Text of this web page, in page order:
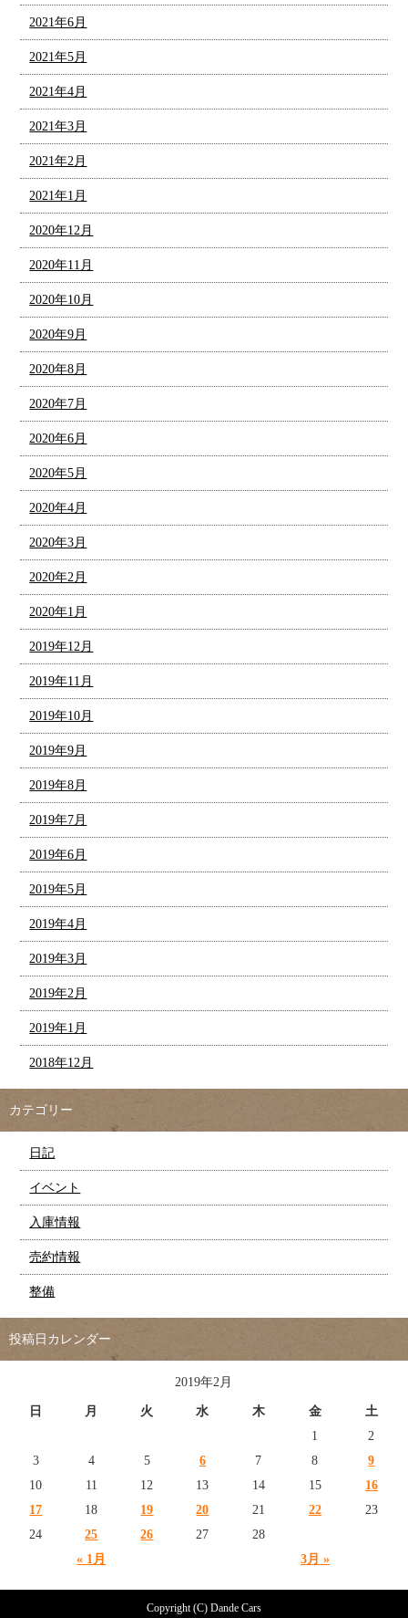
2021年6月
2021年5月
2021年4月
2021年3月
2021年2月
2021年1月
2020年12月
2020年11月
2020年10月
2020年9月
2020年8月
2020年7月
2020年6月
2020年5月
2020年4月
2020年3月
2020年2月
2020年1月
2019年12月
2019年11月
2019年10月
2019年9月
2019年8月
2019年7月
2019年6月
2019年5月
2019年4月
2019年3月
2019年2月
2019年1月
2018年12月
カテゴリー
日記
イベント
入庫情報
売約情報
整備
投稿日カレンダー
2019年2月
日 月 火 水 木 金 土
« 1月 3月 »
1
2
3
4 5 6 7 8
9
10
11 12 13 14 15
16
17
18 19 20 21 22
23
24
25 26 27 28
Copyright (C) Dande Cars